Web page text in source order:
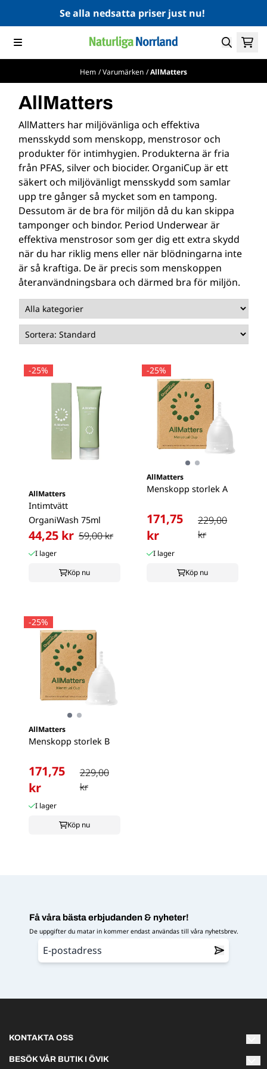
Hoppa till innehållSe alla nedsatta priser just nu!
Hem /Varumärken /AllMatters
AllMatters
AllMatters har miljövänliga och effektiva
mensskydd som menskopp, menstrosor och
produkter för intimhygien. Produkterna är fria
från PFAS, silver och biocider. OrganiCup är ett
säkert och miljövänligt mensskydd som samlar
upp tre gånger så mycket som en tampong.
Dessutom är de bra för miljön då du kan skippa
tamponger och bindor. Period Underwear är
effektiva menstrosor som ger dig ett extra skydd
när du har riklig mens eller när blödningarna inte
är så kraftiga. De är precis som menskoppen
återanvändningsbara och därmed bra för miljön.
-25%
AllMatters
Intimtvätt
OrganiWash 75ml
44,25 kr 59,00 kr
I lager
Köp nu
-25%
AllMatters
Menskopp storlek A
171,75
kr
229,00
kr
I lager
Köp nu
-25%
AllMatters
Menskopp storlek B
171,75
kr
229,00
kr
I lager
Köp nu
Få våra bästa erbjudanden & nyheter!
De uppgifter du matar in kommer endast användas till våra nyhetsbrev.
KONTAKTA OSS
Varmt välkommen att kontakta oss om du har några frågor!
BESÖK VÅR BUTIK I ÖVIK